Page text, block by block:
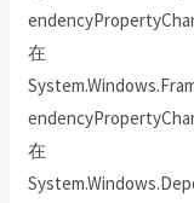
在
在